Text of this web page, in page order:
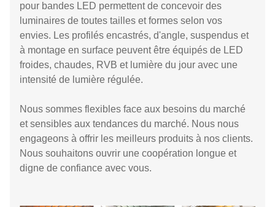
pour bandes LED permettent de concevoir des
luminaires de toutes tailles et formes selon vos
envies. Les profilés encastrés, d'angle, suspendus et
à montage en surface peuvent être équipés de LED
froides, chaudes, RVB et lumière du jour avec une
intensité de lumière régulée.
Nous sommes flexibles face aux besoins du marché
et sensibles aux tendances du marché. Nous nous
engageons à offrir les meilleurs produits à nos clients.
Nous souhaitons ouvrir une coopération longue et
digne de confiance avec vous.